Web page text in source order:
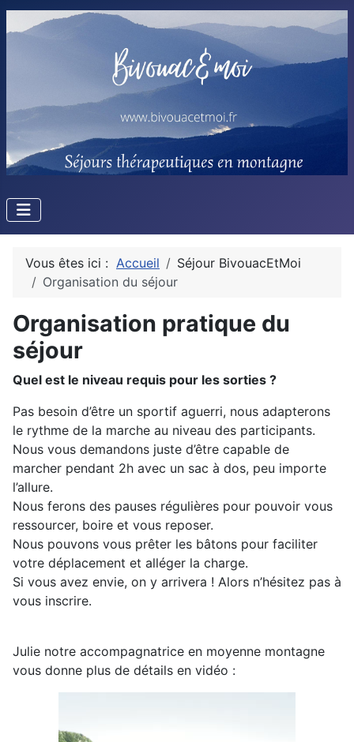
Vous êtes ici : Accueil
Séjour BivouacEtMoi
Organisation du séjour
Organisation pratique du
séjour
Quel est le niveau requis pour les sorties ?
Pas besoin d’être un sportif aguerri, nous adapterons
le rythme de la marche au niveau des participants.
Nous vous demandons juste d’être capable de
marcher pendant 2h avec un sac à dos, peu importe
l’allure.
Nous ferons des pauses régulières pour pouvoir vous
ressourcer, boire et vous reposer.
Nous pouvons vous prêter les bâtons pour faciliter
votre déplacement et alléger la charge.
Si vous avez envie, on y arrivera ! Alors n’hésitez pas à
vous inscrire.
Julie notre accompagnatrice en moyenne montagne
vous donne plus de détails en vidéo :